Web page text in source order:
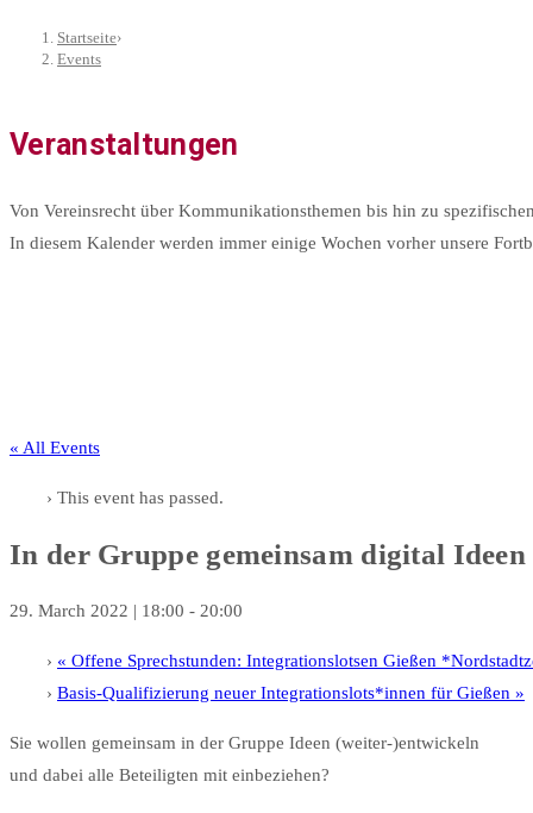
Startseite›
Events
Veranstaltungen
Von Vereinsrecht über Kommunikationsthemen bis hin zu
In diesem Kalender werden immer einige Wochen vorher unsere
« All Events
This event has passed.
In der Gruppe gemeinsam digital
29. March 2022 | 18:00 - 20:00
« Offene Sprechstunden: Integrationslotsen Gießen
Basis-Qualifizierung neuer Integrationslots*innen für Gießen »
Sie wollen gemeinsam in der Gruppe Ideen (weiter-)entwickeln
und dabei alle Beteiligten mit einbeziehen?